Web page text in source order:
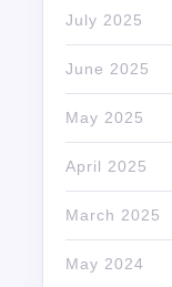
July 2025
June 2025
May 2025
April 2025
March 2025
May 2024